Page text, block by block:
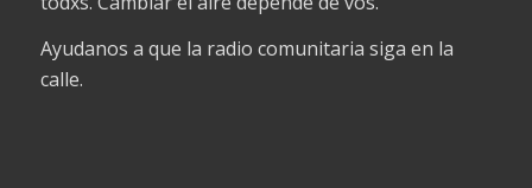
Ayudanos a que la radio comunitaria siga en la
calle.